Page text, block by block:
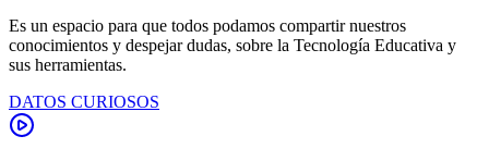
Es un espacio para que todos podamos compartir nuestros
conocimientos y despejar dudas, sobre la Tecnología Educativa y
sus herramientas.
DATOS CURIOSOS